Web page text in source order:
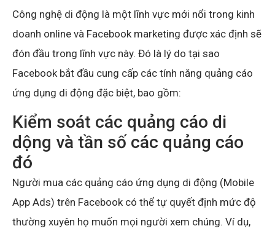
Công nghệ di động là một lĩnh vực mới nổi trong kinh
doanh online và Facebook marketing được xác định sẽ
đón đầu trong lĩnh vực này. Đó là lý do tại sao
Facebook bắt đầu cung cấp các tính năng quảng cáo
ứng dụng di động đặc biệt, bao gồm:
Kiểm soát các quảng cáo di
dộng và tần số các quảng cáo
đó
Người mua các quảng cáo ứng dụng di động (Mobile
App Ads) trên Facebook có thể tự quyết định mức độ
thường xuyên họ muốn mọi người xem chúng. Ví dụ,